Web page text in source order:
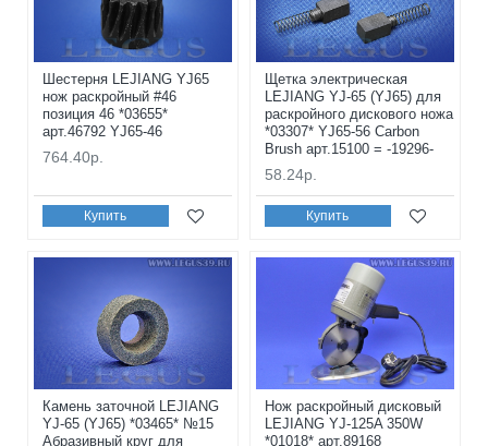
Шестерня LEJIANG YJ65
нож раскройный #46
позиция 46 *03655*
арт.46792 YJ65-46
764.40р.
Купить
Щетка электрическая
LEJIANG YJ-65 (YJ65) для
раскройного дискового ножа
*03307* YJ65-56 Carbon
Brush арт.15100 = -19296-
58.24р.
Купить
Камень заточной LEJIANG
YJ-65 (YJ65) *03465* №15
Абразивный круг для
Нож раскройный дисковый
LEJIANG YJ-125A 350W
*01018* арт.89168